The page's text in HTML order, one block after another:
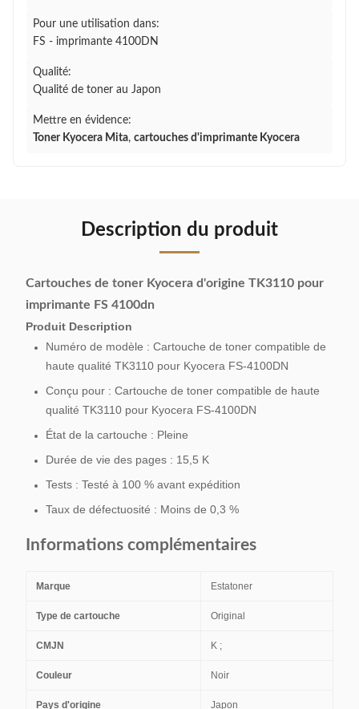
Pour une utilisation dans:
FS - imprimante 4100DN
Qualité:
Qualité de toner au Japon
Mettre en évidence:
Toner Kyocera Mita, cartouches d'imprimante Kyocera
Description du produit
Cartouches de toner Kyocera d'origine TK3110 pour
imprimante FS 4100dn
Produit Description
Numéro de modèle : Cartouche de toner compatible de
haute qualité TK3110 pour Kyocera FS-4100DN
Conçu pour : Cartouche de toner compatible de haute
qualité TK3110 pour Kyocera FS-4100DN
État de la cartouche : Pleine
Durée de vie des pages : 15,5 K
Tests : Testé à 100 % avant expédition
Taux de défectuosité : Moins de 0,3 %
Informations complémentaires
Marque Estatoner
Type de cartouche Original
CMJN K ;
Couleur Noir
Pays d'origine Japon